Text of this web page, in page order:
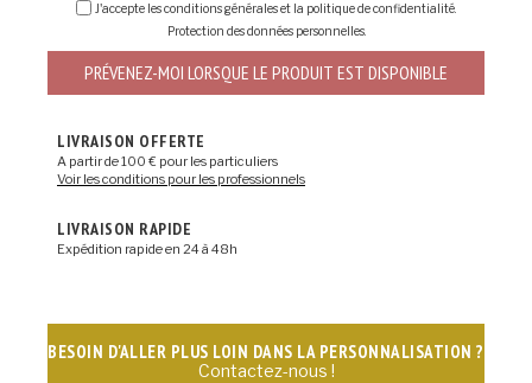
J'accepte les conditions générales et la politique de confidentialité.
Protection des données personnelles.
PRÉVENEZ-MOI LORSQUE LE PRODUIT EST DISPONIBLE
LIVRAISON OFFERTE
A partir de 100 € pour les particuliers
Voir les conditions pour les professionnels
LIVRAISON RAPIDE
Expédition rapide en 24 à 48h
BESOIN D'ALLER PLUS LOIN DANS LA PERSONNALISATION ?
Contactez-nous !